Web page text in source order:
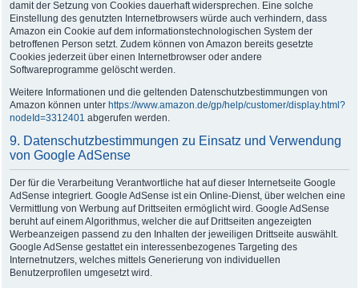
damit der Setzung von Cookies dauerhaft widersprechen. Eine solche
Einstellung des genutzten Internetbrowsers würde auch verhindern, dass
Amazon ein Cookie auf dem informationstechnologischen System der
betroffenen Person setzt. Zudem können von Amazon bereits gesetzte
Cookies jederzeit über einen Internetbrowser oder andere
Softwareprogramme gelöscht werden.
Weitere Informationen und die geltenden Datenschutzbestimmungen von
Amazon können unter https://www.amazon.de/gp/help/customer/display.html?
nodeId=3312401 abgerufen werden.
9. Datenschutzbestimmungen zu Einsatz und Verwendung
von Google AdSense
Der für die Verarbeitung Verantwortliche hat auf dieser Internetseite Google
AdSense integriert. Google AdSense ist ein Online-Dienst, über welchen eine
Vermittlung von Werbung auf Drittseiten ermöglicht wird. Google AdSense
beruht auf einem Algorithmus, welcher die auf Drittseiten angezeigten
Werbeanzeigen passend zu den Inhalten der jeweiligen Drittseite auswählt.
Google AdSense gestattet ein interessenbezogenes Targeting des
Internetnutzers, welches mittels Generierung von individuellen
Benutzerprofilen umgesetzt wird.